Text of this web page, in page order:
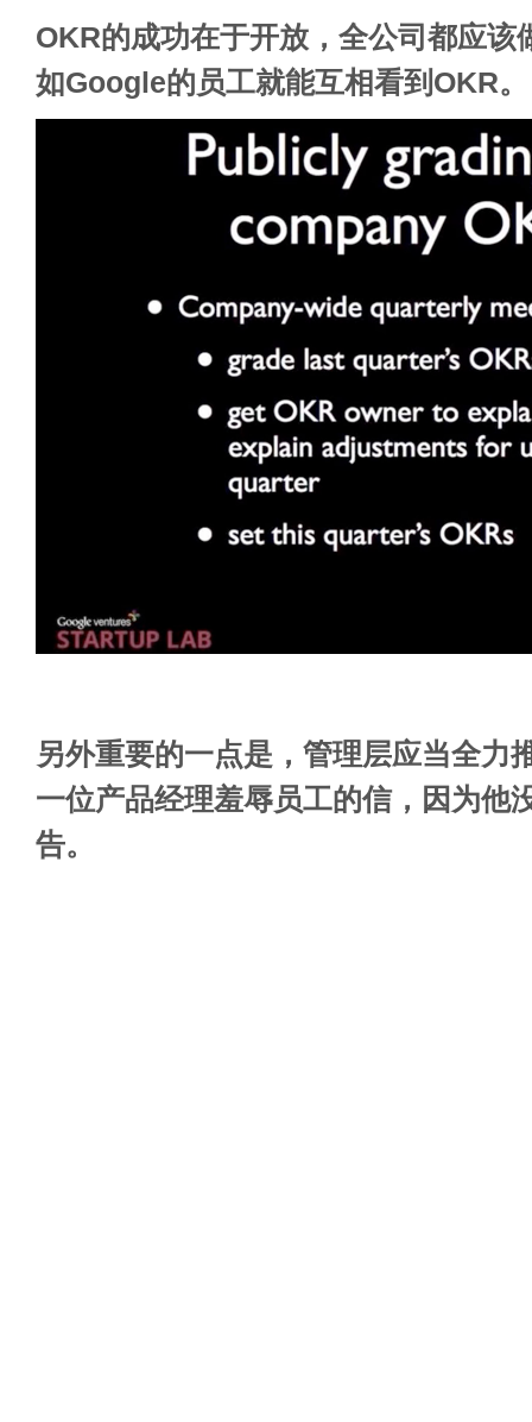
OKR的成功在于开放，全公司都应该
如Google的员工就能互相看到OKR。
另外重要的一点是，管理层应当全力
一位产品经理羞辱员工的信，因为他
告。